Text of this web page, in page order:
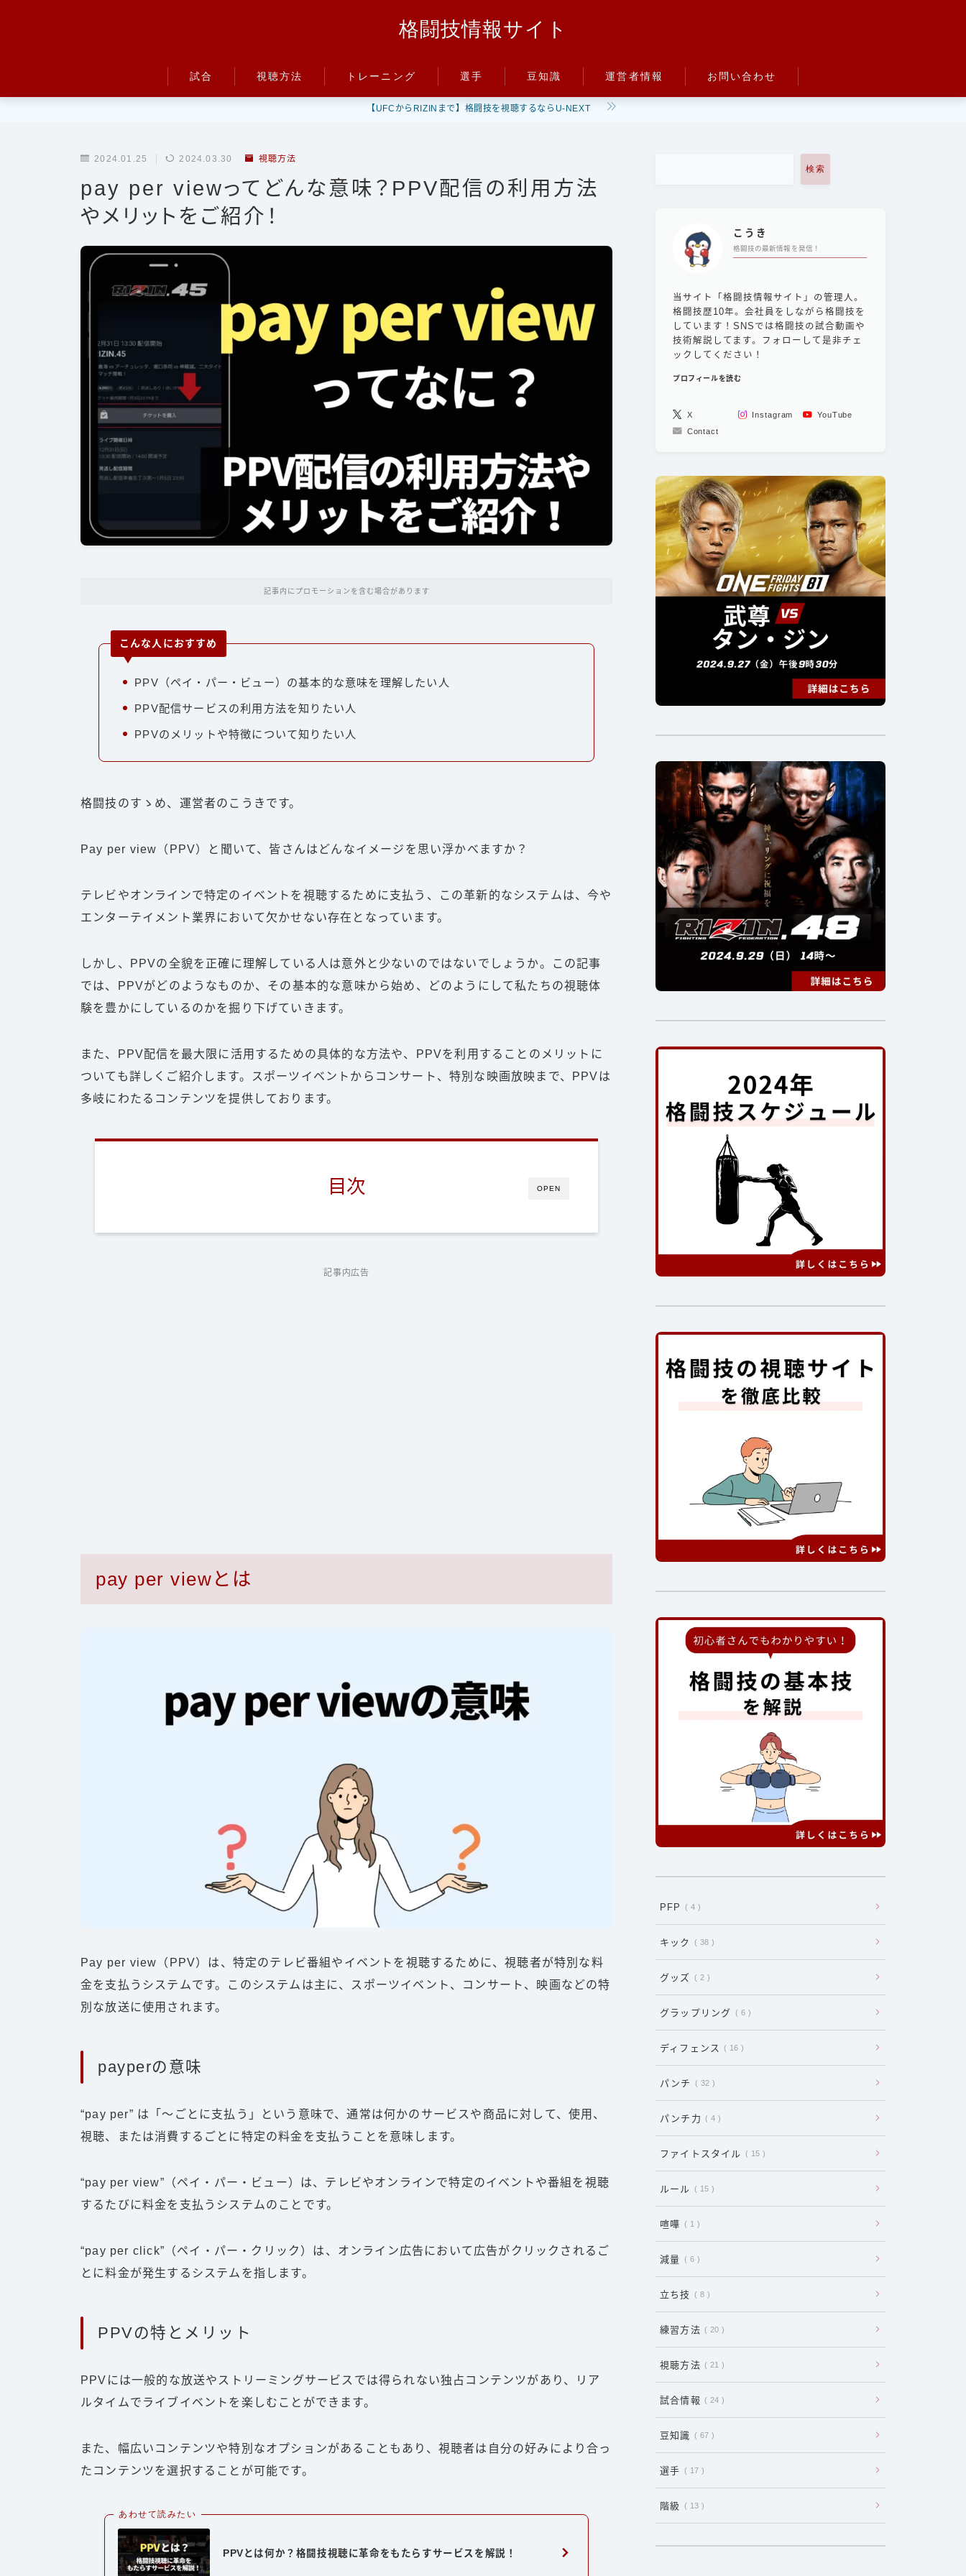
格闘技情報サイト
試合
BreakingDown
視聴方法 トレーニング 選手
朝倉未来
豆知識
ルール
減量
運営者情報 お問い合わせ
【UFCからRIZINまで】格闘技を視聴するならU-NEXT
2024.01.25 2024.03.30 視聴方法
pay per viewってどんな意味？PPV配信の利用方法
やメリットをご紹介！
記事内にプロモーションを含む場合があります
こんな人におすすめ
PPV（ペイ・パー・ビュー）の基本的な意味を理解したい人
PPV配信サービスの利用方法を知りたい人
PPVのメリットや特徴について知りたい人
格闘技のすゝめ、運営者のこうきです。
Pay per view（PPV）と聞いて、皆さんはどんなイメージを思い浮かべますか？
テレビやオンラインで特定のイベントを視聴するために支払う、この革新的なシステムは、今や
エンターテイメント業界において欠かせない存在となっています。
しかし、PPVの全貌を正確に理解している人は意外と少ないのではないでしょうか。この記事
では、PPVがどのようなものか、その基本的な意味から始め、どのようにして私たちの視聴体
験を豊かにしているのかを掘り下げていきます。
また、PPV配信を最大限に活用するための具体的な方法や、PPVを利用することのメリットに
ついても詳しくご紹介します。スポーツイベントからコンサート、特別な映画放映まで、PPVは
多岐にわたるコンテンツを提供しております。
OPEN
目次
記事内広告
pay per viewとは
Pay per view（PPV）は、特定のテレビ番組やイベントを視聴するために、視聴者が特別な料
金を支払うシステムです。このシステムは主に、スポーツイベント、コンサート、映画などの特
別な放送に使用されます。
payperの意味
“pay per” は「〜ごとに支払う」という意味で、通常は何かのサービスや商品に対して、使用、
視聴、または消費するごとに特定の料金を支払うことを意味します。
“pay per view”（ペイ・パー・ビュー）は、テレビやオンラインで特定のイベントや番組を視聴
するたびに料金を支払うシステムのことです。
“pay per click”（ペイ・パー・クリック）は、オンライン広告において広告がクリックされるご
とに料金が発生するシステムを指します。
PPVの特とメリット
PPVには一般的な放送やストリーミングサービスでは得られない独占コンテンツがあり、リア
ルタイムでライブイベントを楽しむことができます。
また、幅広いコンテンツや特別なオプションがあることもあり、視聴者は自分の好みにより合っ
たコンテンツを選択することが可能です。
あわせて読みたい
PPVとは何か？格闘技視聴に革命をもたらすサービスを解説！
検索
こうき
格闘技の最新情報を発信！
当サイト「格闘技情報サイト」の管理人。
格闘技歴10年。会社員をしながら格闘技を
しています！SNSでは格闘技の試合動画や
技術解説してます。フォローして是非チェ
ックしてください！
プロフィールを読む
X Instagram
YouTube
Contact
PFP 4
キック 38
グッズ 2
グラップリング 6
ディフェンス 16
パンチ 32
パンチ力 4
ファイトスタイル 15
ルール 15
喧嘩 1
減量 6
立ち技 8
練習方法 20
視聴方法 21
試合情報 24
豆知識 67
選手 17
階級 13